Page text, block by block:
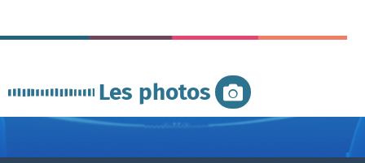
Les photos